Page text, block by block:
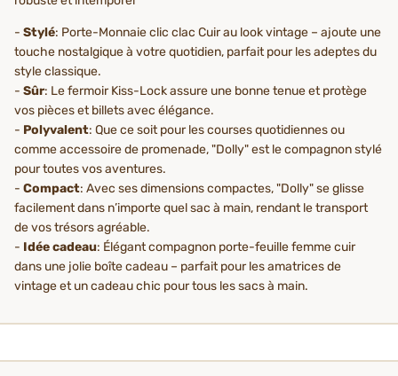
- Stylé: Porte-Monnaie clic clac Cuir au look vintage – ajoute une
touche nostalgique à votre quotidien, parfait pour les adeptes du
style classique.
- Sûr: Le fermoir Kiss-Lock assure une bonne tenue et protège
vos pièces et billets avec élégance.
- Polyvalent: Que ce soit pour les courses quotidiennes ou
comme accessoire de promenade, "Dolly" est le compagnon stylé
pour toutes vos aventures.
- Compact: Avec ses dimensions compactes, "Dolly" se glisse
facilement dans n’importe quel sac à main, rendant le transport
de vos trésors agréable.
- Idée cadeau: Élégant compagnon porte-feuille femme cuir
dans une jolie boîte cadeau – parfait pour les amatrices de
vintage et un cadeau chic pour tous les sacs à main.